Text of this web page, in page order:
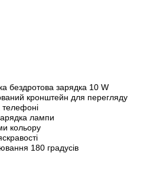
бездротова зарядка 10 W
кронштейн для перегляду
телефоні
лампи
кольору
180 градусів